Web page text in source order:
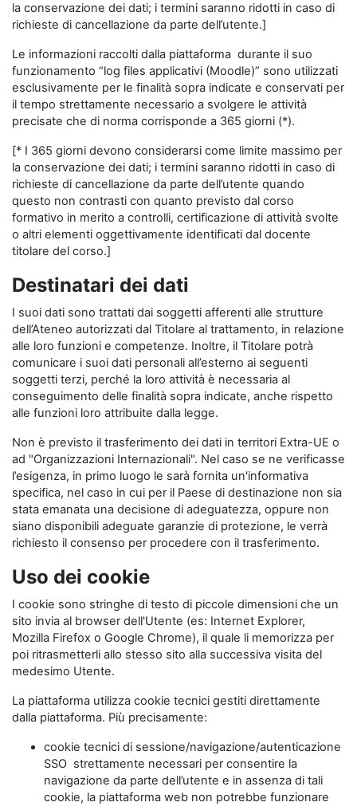
la conservazione dei dati; i termini saranno ridotti in caso di
richieste di cancellazione da parte dell’utente.]
Le informazioni raccolti dalla piattaforma durante il suo
funzionamento “log files applicativi (Moodle)” sono utilizzati
esclusivamente per le finalità sopra indicate e conservati per
il tempo strettamente necessario a svolgere le attività
precisate che di norma corrisponde a 365 giorni (*).
[* I 365 giorni devono considerarsi come limite massimo per
la conservazione dei dati; i termini saranno ridotti in caso di
richieste di cancellazione da parte dell’utente quando
questo non contrasti con quanto previsto dal corso
formativo in merito a controlli, certificazione di attività svolte
o altri elementi oggettivamente identificati dal docente
titolare del corso.]
Destinatari dei dati
I suoi dati sono trattati dai soggetti afferenti alle strutture
dell’Ateneo autorizzati dal Titolare al trattamento, in relazione
alle loro funzioni e competenze. Inoltre, il Titolare potrà
comunicare i suoi dati personali all’esterno ai seguenti
soggetti terzi, perché la loro attività è necessaria al
conseguimento delle finalità sopra indicate, anche rispetto
alle funzioni loro attribuite dalla legge.
Non è previsto il trasferimento dei dati in territori Extra-UE o
ad "Organizzazioni Internazionali". Nel caso se ne verificasse
l’esigenza, in primo luogo le sarà fornita un'informativa
specifica, nel caso in cui per il Paese di destinazione non sia
stata emanata una decisione di adeguatezza, oppure non
siano disponibili adeguate garanzie di protezione, le verrà
richiesto il consenso per procedere con il trasferimento.
Uso dei cookie
I cookie sono stringhe di testo di piccole dimensioni che un
sito invia al browser dell'Utente (es: Internet Explorer,
Mozilla Firefox o Google Chrome), il quale li memorizza per
poi ritrasmetterli allo stesso sito alla successiva visita del
medesimo Utente.
La piattaforma utilizza cookie tecnici gestiti direttamente
dalla piattaforma. Più precisamente:
cookie tecnici di sessione/navigazione/autenticazione
SSO strettamente necessari per consentire la
navigazione da parte dell’utente e in assenza di tali
cookie, la piattaforma web non potrebbe funzionare